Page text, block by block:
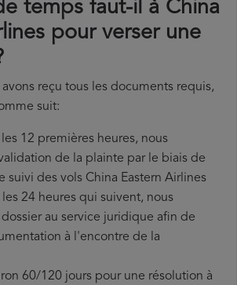
temps faut-il à China
pour verser une
reçu tous les documents requis,
suit:
les 12 premières heures, nous
de la plainte par le biais de
suivi des vols China Eastern Airlines
les 24 heures qui suivent, nous
au service juridique afin de
à l'encontre de la
60/120 jours pour une résolution à